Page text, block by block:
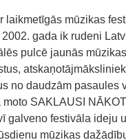
laikmetīgās mūzikas
2002. gada ik rudeni
pulcē jaunās mūzikas
no daudzām pasaules
moto SAKLAUSI
galveno festivāla ideju
mūzikas